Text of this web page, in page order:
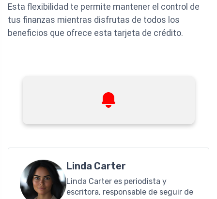
Esta flexibilidad te permite mantener el control de
tus finanzas mientras disfrutas de todos los
beneficios que ofrece esta tarjeta de crédito.
Linda Carter
Linda Carter es periodista y
escritora, responsable de seguir de